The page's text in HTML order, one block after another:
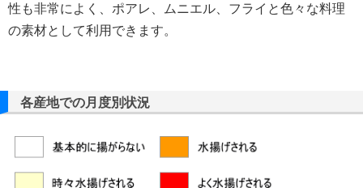
性も非常によく、ポアレ、ムニエル、フライと色々な料理
の素材として利用できます。
各産地での月度別状況